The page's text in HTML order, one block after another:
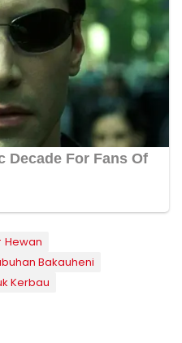
Hewan
Bakauheni
Kerbau